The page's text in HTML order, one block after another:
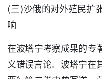
(三)沙俄的对外殖民扩
响
在波塔宁考察成果的专
义错误言论。波塔宁在